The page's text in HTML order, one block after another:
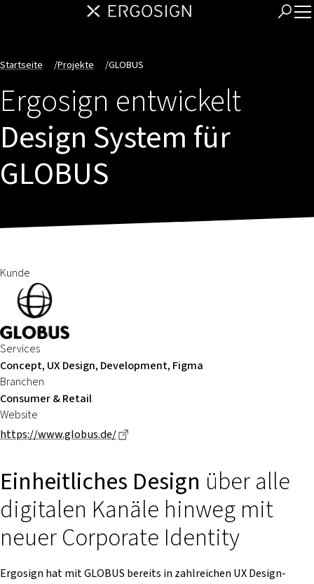
Startseite /Projekte /GLOBUS
Ergosign entwickelt
Design System für
GLOBUS
Kunde
Services
Concept, UX Design, Development, Figma
Branchen
Consumer & Retail
Website
https://www.globus.de/
Einheitliches Design über alle
digitalen Kanäle hinweg mit
neuer Corporate Identity
Ergosign hat mit GLOBUS bereits in zahlreichen UX Design-